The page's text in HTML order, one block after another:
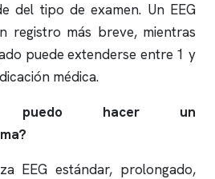
del tipo de examen. Un EEG
registro más breve, mientras
puede extenderse entre 1 y
médica.
puedo hacer un
?
EEG estándar, prolongado,